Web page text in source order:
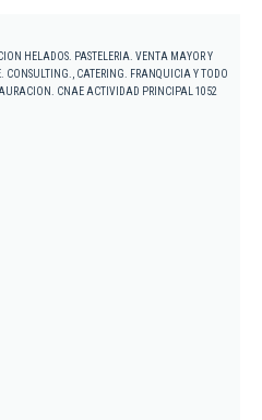
HELADOS. PASTELERIA. VENTA MAYOR Y
CONSULTING., CATERING. FRANQUICIA Y TODO
CNAE ACTIVIDAD PRINCIPAL 1052